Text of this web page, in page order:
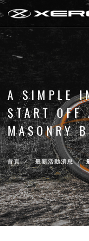
XERO WORLD
最新活動消息
登入/註冊
前往購物
LANGUAGE
A SIMPLE
START OFF
MASONRY
首頁 最新活動消息